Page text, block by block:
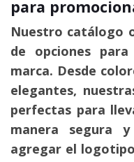
para
Nuestro catálogo
de opciones
marca. Desde
elegantes,
perfectas para
manera segura
agregar el